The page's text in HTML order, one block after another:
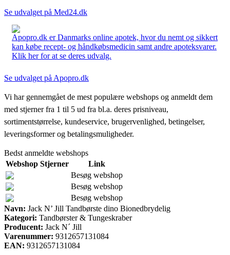
Se udvalget på Med24.dk
Apopro.dk er Danmarks online apotek, hvor du nemt og sikkert
kan købe recept- og håndkøbsmedicin samt andre apoteksvarer.
Klik her for at se deres udvalg.
Se udvalget på Apopro.dk
Vi har gennemgået de mest populære webshops og anmeldt dem
med stjerner fra 1 til 5 ud fra bl.a. deres prisniveau,
sortimentstørrelse, kundeservice, brugervenlighed, betingelser,
leveringsformer og betalingsmuligheder.
Bedst anmeldte webshops
Webshop Stjerner
Link
Besøg webshop
Besøg webshop
Besøg webshop
Navn: Jack N’ Jill Tandbørste dino Bionedbrydelig
Kategori: Tandbørster & Tungeskraber
Producent: Jack N´ Jill
Varenummer: 9312657131084
EAN: 9312657131084